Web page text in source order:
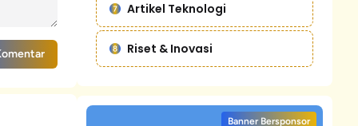
Artikel Teknologi
Riset & Inovasi
Banner Bersponsor